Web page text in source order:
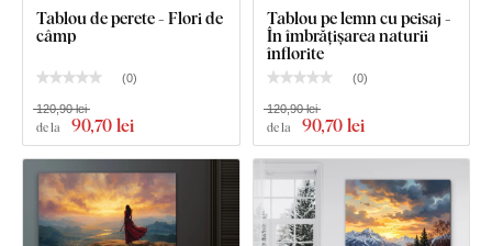
Tablou de perete - Flori de
câmp
(0)
de la 90,70 lei
120,90 lei
Tablou pe lemn cu peisaj -
În îmbrățișarea naturii
înflorite
(0)
de la 90,70 lei
120,90 lei